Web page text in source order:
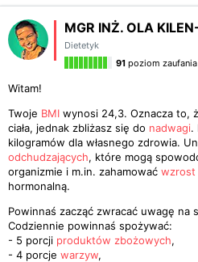
MGR INŻ. OLA
Dietetyk
91 poziom zaufania
Witam!
Twoje BMI wynosi 24,3. Oznacza to,
ciała, jednak zbliżasz się do nadwagi.
kilogramów dla własnego zdrowia.
odchudzających, które mogą
organizmie i m.in. zahamować wzrost
hormonalną.
Powinnaś zacząć zwracać uwagę na
Codziennie powinnaś spożywać:
- 5 porcji produktów zbożowych,
- 4 porcje warzyw,